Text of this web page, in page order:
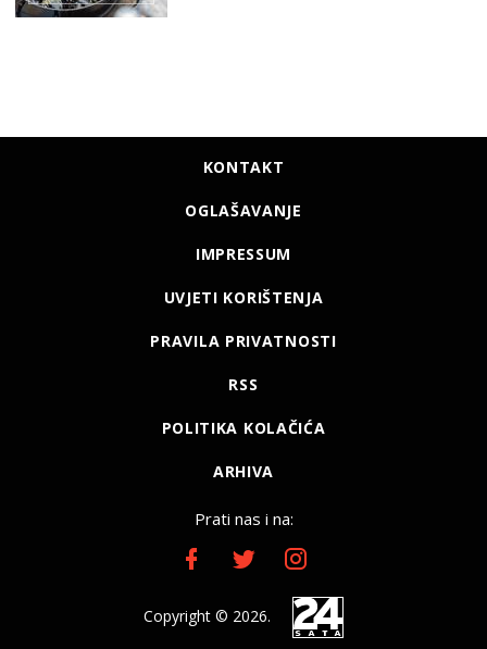
KONTAKT
OGLAŠAVANJE
IMPRESSUM
UVJETI KORIŠTENJA
PRAVILA PRIVATNOSTI
RSS
POLITIKA KOLAČIĆA
ARHIVA
Prati nas i na:
Copyright © 2026.